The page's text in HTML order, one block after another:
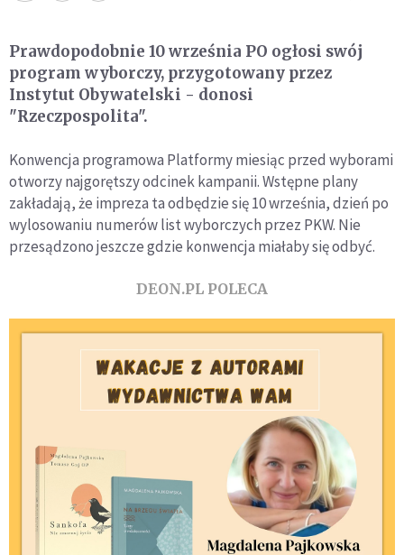
Prawdopodobnie 10 września PO ogłosi swój
program wyborczy, przygotowany przez
Instytut Obywatelski - donosi
"Rzeczpospolita".
Konwencja programowa Platformy miesiąc przed wyborami
otworzy najgorętszy odcinek kampanii. Wstępne plany
zakładają, że impreza ta odbędzie się 10 września, dzień po
wylosowaniu numerów list wyborczych przez PKW. Nie
przesądzono jeszcze gdzie konwencja miałaby się odbyć.
DEON.PL POLECA